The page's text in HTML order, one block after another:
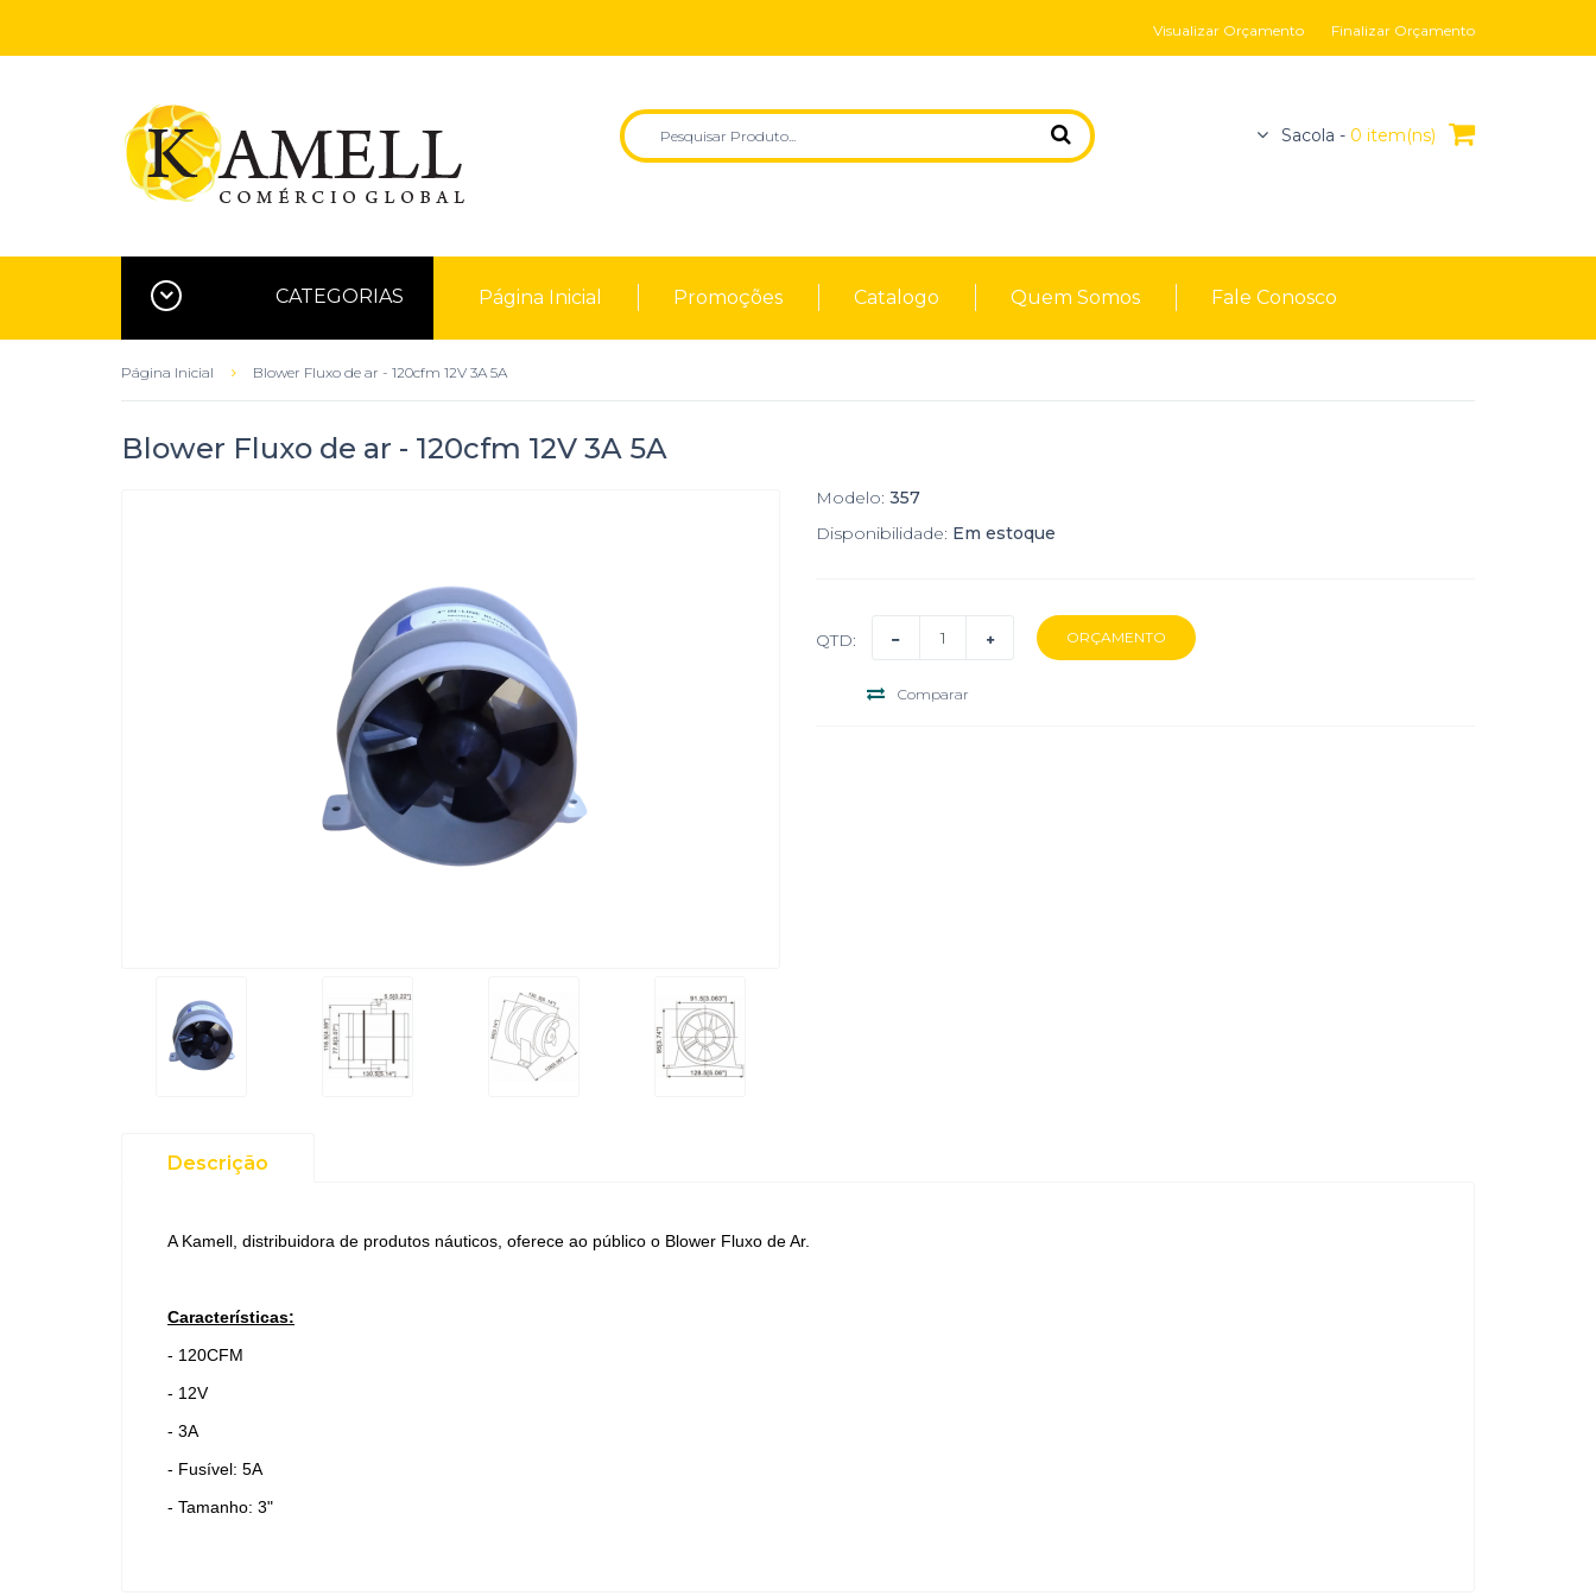
Visualizar Orçamento Finalizar Orçamento
Sacola - 0 item(ns)
CATEGORIAS Página Inicial Promoções Catalogo Quem Somos Fale Conosco
Página Inicial Blower Fluxo de ar - 120cfm 12V 3A 5A
Blower Fluxo de ar - 120cfm 12V 3A 5A
Modelo: 357
Disponibilidade: Em estoque
QTD:
Comparar
Descrição
A Kamell, distribuidora de produtos náuticos, oferece ao público o Blower Fluxo de Ar.
Características:
- 120CFM
- 12V
- 3A
- Fusível: 5A
- Tamanho: 3"